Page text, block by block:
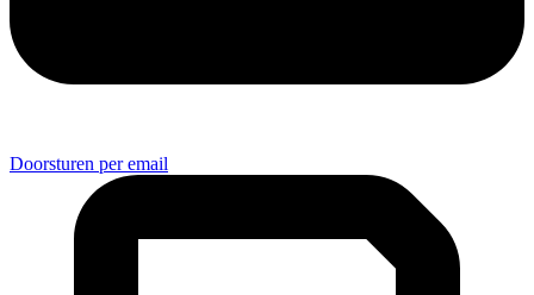
Doorsturen per email